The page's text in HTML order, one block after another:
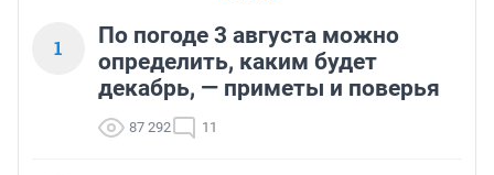
1
По погоде 3 августа можно
определить, каким будет
декабрь, — приметы и поверья
87 292 11